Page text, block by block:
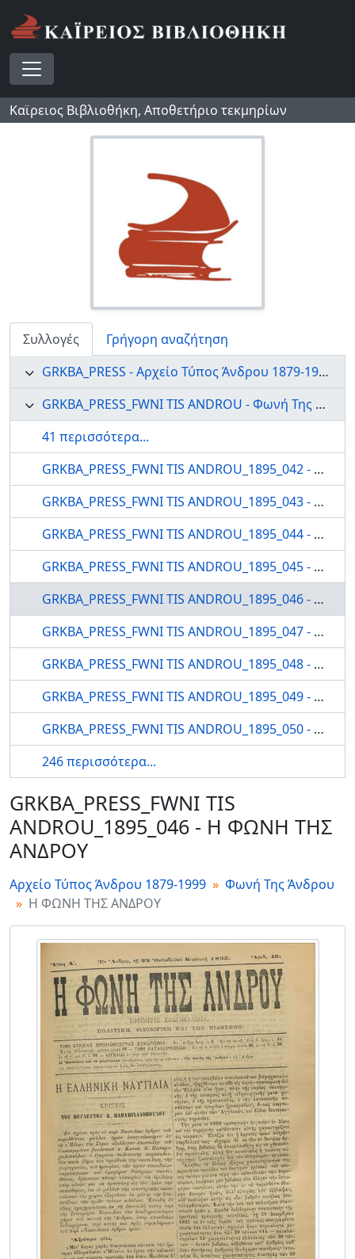
Skip to main content
Toggle navigation
Καϊρειος Βιβλιοθήκη, Αποθετήριο τεκμηρίων
Συλλογές
Γρήγορη αναζήτηση
GRKBA_PRESS - Αρχείο Τύπος Άνδρου 1879-1999
GRKBA_PRESS_FWNI TIS ANDROU - Φωνή Της Άνδρου
41 περισσότερα...
GRKBA_PRESS_FWNI TIS ANDROU_1895_042 - Η ΦΩΝΗ ΤΗΣ ΑΝΔΡΟΥ
GRKBA_PRESS_FWNI TIS ANDROU_1895_043 - Η ΦΩΝΗ ΤΗΣ ΑΝΔΡΟΥ
GRKBA_PRESS_FWNI TIS ANDROU_1895_044 - Η ΦΩΝΗ ΤΗΣ ΑΝΔΡΟΥ
GRKBA_PRESS_FWNI TIS ANDROU_1895_045 - Η ΦΩΝΗ ΤΗΣ ΑΝΔΡΟΥ
GRKBA_PRESS_FWNI TIS ANDROU_1895_046 - Η ΦΩΝΗ ΤΗΣ ΑΝΔΡΟΥ
GRKBA_PRESS_FWNI TIS ANDROU_1895_047 - Η ΦΩΝΗ ΤΗΣ ΑΝΔΡΟΥ
GRKBA_PRESS_FWNI TIS ANDROU_1895_048 - Η ΦΩΝΗ ΤΗΣ ΑΝΔΡΟΥ
GRKBA_PRESS_FWNI TIS ANDROU_1895_049 - Η ΦΩΝΗ ΤΗΣ ΑΝΔΡΟΥ
GRKBA_PRESS_FWNI TIS ANDROU_1895_050 - Η ΦΩΝΗ ΤΗΣ ΑΝΔΡΟΥ
246 περισσότερα...
GRKBA_PRESS_FWNI TIS
ANDROU_1895_046 - Η ΦΩΝΗ ΤΗΣ
ΑΝΔΡΟΥ
Αρχείο Τύπος Άνδρου 1879-1999
Φωνή Της Άνδρου
Η ΦΩΝΗ ΤΗΣ ΑΝΔΡΟΥ